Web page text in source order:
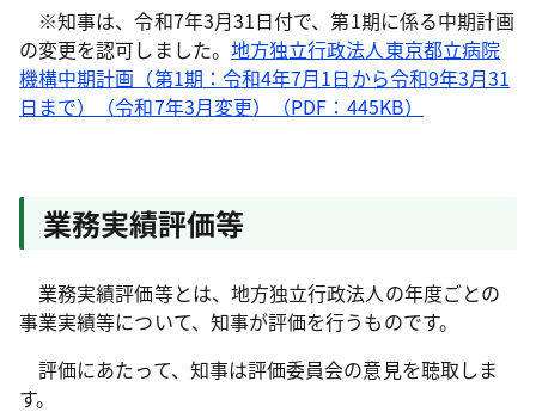
※知事は、令和7年3月31日付で、第1期に係る中期計画
の変更を認可しました。 地方独立行政法人東京都立病院
機構中期計画（第1期：令和4年7月1日から令和9年3月31
日まで）（令和7年3月変更）（PDF：445KB）
業務実績評価等
業務実績評価等とは、地方独立行政法人の年度ごとの
事業実績等について、知事が評価を行うものです。
評価にあたって、知事は評価委員会の意見を聴取しま
す。